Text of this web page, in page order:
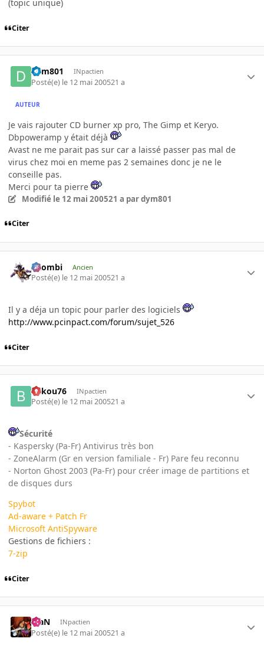
(topic unique)
Citer
dym801 INpactien
Posté(e) le 12 mai 200521 a
AUTEUR
Je vais rajouter CD burner xp pro, The Gimp et Keryo.
Dbpoweramp y était déjà
Avast ne me parait pas sur car a laissé passer pas mal de
virus chez moi en meme pas 2 semaines donc je ne le
conseille pas.
Merci pour ta pierre
Modifié le 12 mai 200521 a par dym801
Citer
XZombi Ancien
Posté(e) le 12 mai 200521 a
Il y a déja un topic pour parler des logiciels
http://www.pcinpact.com/forum/sujet_526
Citer
bakou76 INpactien
Posté(e) le 12 mai 200521 a
Sécurité
- Kaspersky (Pa-Fr) Antivirus très bon
- ZoneAlarm (Gr en version familiale - Fr) Pare feu reconnu
- Norton Ghost 2003 (Pa-Fr) pour créer image de partitions et
de disques durs
Spybot
Ad-aware + Patch Fr
Microsoft AntiSpyware
Gestions de fichiers :
7-zip
Citer
KiaN INpactien
Posté(e) le 12 mai 200521 a